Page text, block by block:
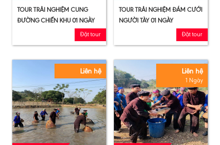
TOUR TRẢI NGHIỆM CUNG
ĐƯỜNG CHIẾN KHU 01 NGÀY
Đặt tour
TOUR TRẢI NGHIỆM ĐÁM CƯỚI
NGƯỜI TÀY 01 NGÀY
Đặt tour
Liên hệ Liên hệ
1 Ngày